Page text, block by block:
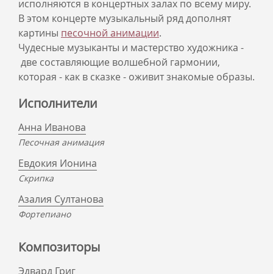
исполняются в концертных залах по всему миру.
В этом концерте музыкальный ряд дополнят
картины песочной анимации.
Чудесные музыканты и мастерство художника -
две составляющие волшебной гармонии,
которая - как в сказке - оживит знакомые образы.
Исполнители
Анна Иванова
Песочная анимация
Евдокия Ионина
Скрипка
Азалия Султанова
Фортепиано
Композиторы
Эдвард Григ